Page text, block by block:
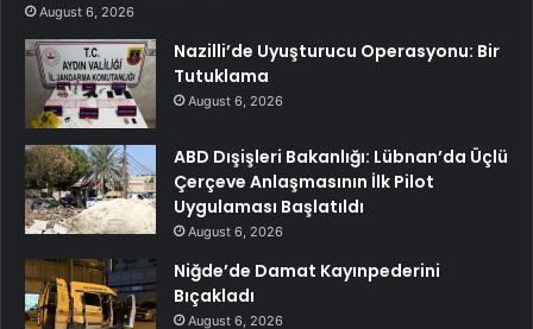
August 6, 2026
Nazilli’de Uyuşturucu Operasyonu: Bir
Tutuklama
August 6, 2026
ABD Dışişleri Bakanlığı: Lübnan’da Üçlü
Çerçeve Anlaşmasının İlk Pilot
Uygulaması Başlatıldı
August 6, 2026
Niğde’de Damat Kayınpederini
Bıçakladı
August 6, 2026